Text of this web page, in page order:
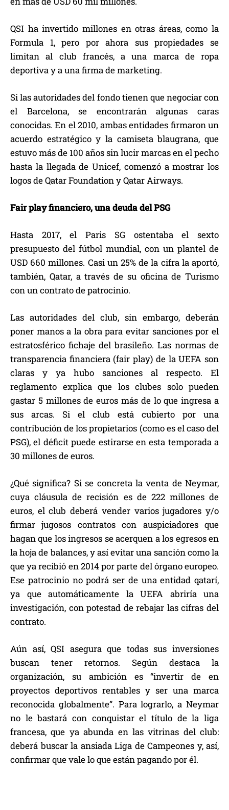
QSI ha invertido millones en otras áreas, como la
Formula 1, pero por ahora sus propiedades se
limitan al club francés, a una marca de ropa
deportiva y a una firma de marketing.
Si las autoridades del fondo tienen que negociar con
el Barcelona, se encontrarán algunas caras
conocidas. En el 2010, ambas entidades firmaron un
acuerdo estratégico y la camiseta blaugrana, que
estuvo más de 100 años sin lucir marcas en el pecho
hasta la llegada de Unicef, comenzó a mostrar los
logos de Qatar Foundation y Qatar Airways.
Fair play financiero, una deuda del PSG
Hasta 2017, el Paris SG ostentaba el sexto
presupuesto del fútbol mundial, con un plantel de
USD 660 millones. Casi un 25% de la cifra la aportó,
también, Qatar, a través de su oficina de Turismo
con un contrato de patrocinio.
Las autoridades del club, sin embargo, deberán
poner manos a la obra para evitar sanciones por el
estratosférico fichaje del brasileño. Las normas de
transparencia financiera (fair play) de la UEFA son
claras y ya hubo sanciones al respecto. El
reglamento explica que los clubes solo pueden
gastar 5 millones de euros más de lo que ingresa a
sus arcas. Si el club está cubierto por una
contribución de los propietarios (como es el caso del
PSG), el déficit puede estirarse en esta temporada a
30 millones de euros.
¿Qué significa? Si se concreta la venta de Neymar,
cuya cláusula de recisión es de 222 millones de
euros, el club deberá vender varios jugadores y/o
firmar jugosos contratos con auspiciadores que
hagan que los ingresos se acerquen a los egresos en
la hoja de balances, y así evitar una sanción como la
que ya recibió en 2014 por parte del órgano europeo.
Ese patrocinio no podrá ser de una entidad qatarí,
ya que automáticamente la UEFA abriría una
investigación, con potestad de rebajar las cifras del
contrato.
Aún así, QSI asegura que todas sus inversiones
buscan tener retornos. Según destaca la
organización, su ambición es “invertir de en
proyectos deportivos rentables y ser una marca
reconocida globalmente”. Para lograrlo, a Neymar
no le bastará con conquistar el título de la liga
francesa, que ya abunda en las vitrinas del club:
deberá buscar la ansiada Liga de Campeones y, así,
confirmar que vale lo que están pagando por él.